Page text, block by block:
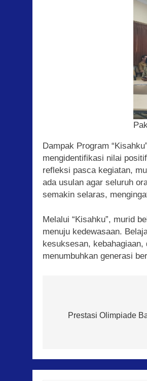
Dampak Program
mengidentifikasi nilai
refleksi pasca kegiatan,
ada usulan agar seluruh
semakin selaras,
Melalui “Kisahku”, murid
menuju kedewasaan.
kesuksesan,
menumbuhkan generasi
navigation
Prestasi Olimpiade